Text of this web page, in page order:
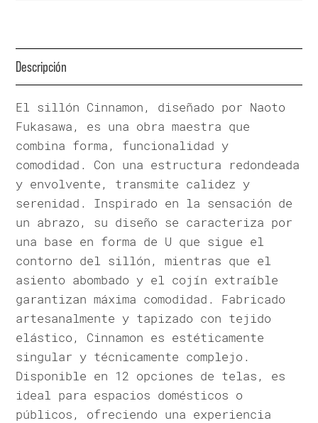
Descripción
El sillón Cinnamon, diseñado por Naoto
Fukasawa, es una obra maestra que
combina forma, funcionalidad y
comodidad. Con una estructura redondeada
y envolvente, transmite calidez y
serenidad. Inspirado en la sensación de
un abrazo, su diseño se caracteriza por
una base en forma de U que sigue el
contorno del sillón, mientras que el
asiento abombado y el cojín extraíble
garantizan máxima comodidad. Fabricado
artesanalmente y tapizado con tejido
elástico, Cinnamon es estéticamente
singular y técnicamente complejo.
Disponible en 12 opciones de telas, es
ideal para espacios domésticos o
públicos, ofreciendo una experiencia